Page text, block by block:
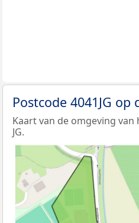
Postcode 4041JG op
Kaart van de omgeving van
JG.